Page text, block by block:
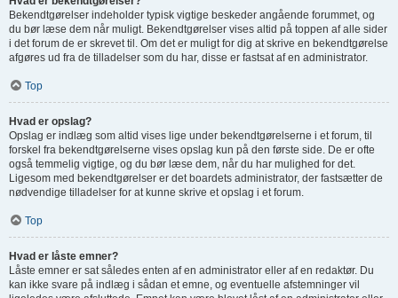
Bekendtgørelser indeholder typisk vigtige beskeder angående forummet, og
du bør læse dem når muligt. Bekendtgørelser vises altid på toppen af alle sider
i det forum de er skrevet til. Om det er muligt for dig at skrive en bekendtgørelse
afgøres ud fra de tilladelser som du har, disse er fastsat af en administrator.
Top
Hvad er opslag?
Opslag er indlæg som altid vises lige under bekendtgørelserne i et forum, til
forskel fra bekendtgørelserne vises opslag kun på den første side. De er ofte
også temmelig vigtige, og du bør læse dem, når du har mulighed for det.
Ligesom med bekendtgørelser er det boardets administrator, der fastsætter de
nødvendige tilladelser for at kunne skrive et opslag i et forum.
Top
Hvad er låste emner?
Låste emner er sat således enten af en administrator eller af en redaktør. Du
kan ikke svare på indlæg i sådan et emne, og eventuelle afstemninger vil